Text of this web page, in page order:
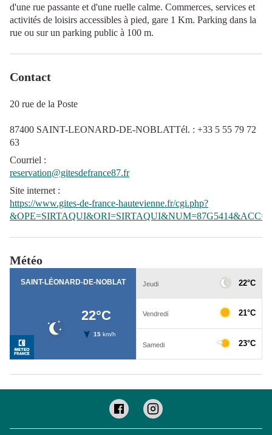
d'une rue passante et d'une ruelle calme. Commerces, services et
activités de loisirs accessibles à pied, gare 1 Km. Parking dans la
rue ou sur un parking public à 100 m.
Contact
20 rue de la Poste
87400 SAINT-LEONARD-DE-NOBLATTél. : +33 5 55 79 72
63
Courriel :
reservation@gitesdefrance87.fr
Site internet :
https://www.gites-de-france-hautevienne.fr/cgi.php?
Météo